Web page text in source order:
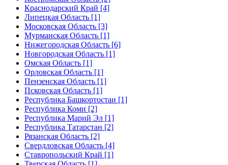
Краснодарский Край [4]
Липецкая Область [1]
Московская Область [3]
Мурманская Область [1]
Нижегородская Область [6]
Новгородская Область [1]
Омская Область [1]
Орловская Область [1]
Пензенская Область [1]
Псковская Область [1]
Республика Башкортостан [1]
Республика Коми [2]
Республика Марий Эл [1]
Республика Татарстан [2]
Рязанская Область [2]
Свердловская Область [4]
Ставропольский Край [1]